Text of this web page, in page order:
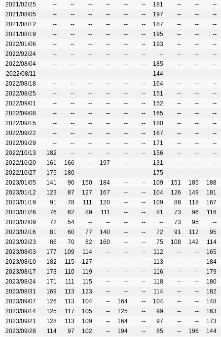
2021/02/25
-- -- -- -- -- -- 181 -- --
--
2021/08/05
-- -- -- -- -- -- 197 -- --
--
2021/08/12
-- -- -- -- -- -- 187 -- --
--
2021/08/19
-- -- -- -- -- -- 195 -- --
--
2022/01/06
-- -- -- -- -- -- 193 -- --
--
2022/02/24
-- -- -- -- -- -- -- -- --
--
2022/08/04
-- -- -- -- -- -- 185 -- --
--
2022/08/11
-- -- -- -- -- -- 144 -- --
--
2022/08/18
-- -- -- -- -- -- 164 -- --
--
2022/08/25
-- -- -- -- -- -- 151 -- --
--
2022/09/01
-- -- -- -- -- -- 152 -- --
--
2022/09/08
-- -- -- -- -- -- 165 -- --
--
2022/09/15
-- -- -- -- -- -- 180 -- --
--
2022/09/22
-- -- -- -- -- -- 167 -- --
--
2022/09/29
-- -- -- -- -- -- 171 -- --
--
2022/10/13
182 -- -- -- -- -- 156 -- --
--
2022/10/20
161 166 -- 197 -- -- 131 -- --
--
2022/10/27
175 180 -- -- -- -- 175 -- --
--
2023/01/05
141 90 150 184 -- -- 109 151 185
188
2023/01/12
123 87 127 167 -- -- 104 126 149
181
2023/01/19
91 78 111 120 -- -- 109 88 118
167
2023/01/26
76 62 89 111 -- -- 81 73 96
116
2023/02/09
72 54 -- -- -- -- -- 73 95
--
2023/02/16
81 60 77 140 -- -- 72 91 112
95
2023/02/23
86 70 82 160 -- -- 75 108 142
114
2023/08/03
177 109 114 -- -- -- 112 -- --
165
2023/08/10
182 115 127 -- -- -- 113 -- --
184
2023/08/17
173 110 119 -- -- -- 116 -- --
179
2023/08/24
171 111 115 -- -- -- 118 -- --
180
2023/08/31
169 113 123 -- -- -- 114 -- --
182
2023/09/07
126 113 104 -- 164 -- 104 -- --
148
2023/09/14
125 117 105 -- 125 -- 99 -- --
163
2023/09/21
128 113 109 -- 164 -- 97 -- --
173
2023/09/28
114 97 102 -- 194 -- 85 -- 196
144